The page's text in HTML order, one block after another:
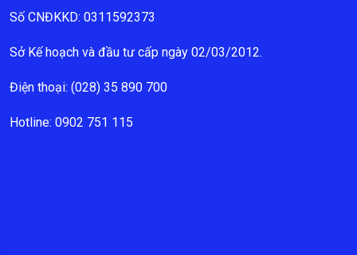
Số CNĐKKD: 0311592373
Sở Kế hoạch và đầu tư cấp ngày 02/03/2012.
Điện thoại: (028) 35 890 700
Hotline: 0902 751 115